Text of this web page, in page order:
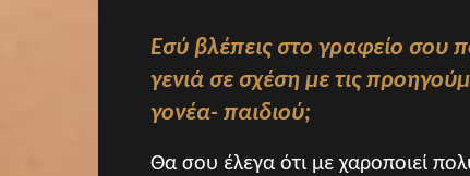
Εσύ βλέπεις στο γραφείο σου
γενιά σε σχέση με τις
γονέα- παιδιού;
Θα σου έλεγα ότι με χαροποιεί